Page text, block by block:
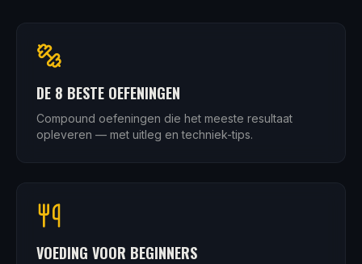
DE 8 BESTE OEFENINGEN
Compound oefeningen die het meeste resultaat
opleveren — met uitleg en techniek-tips.
VOEDING VOOR BEGINNERS